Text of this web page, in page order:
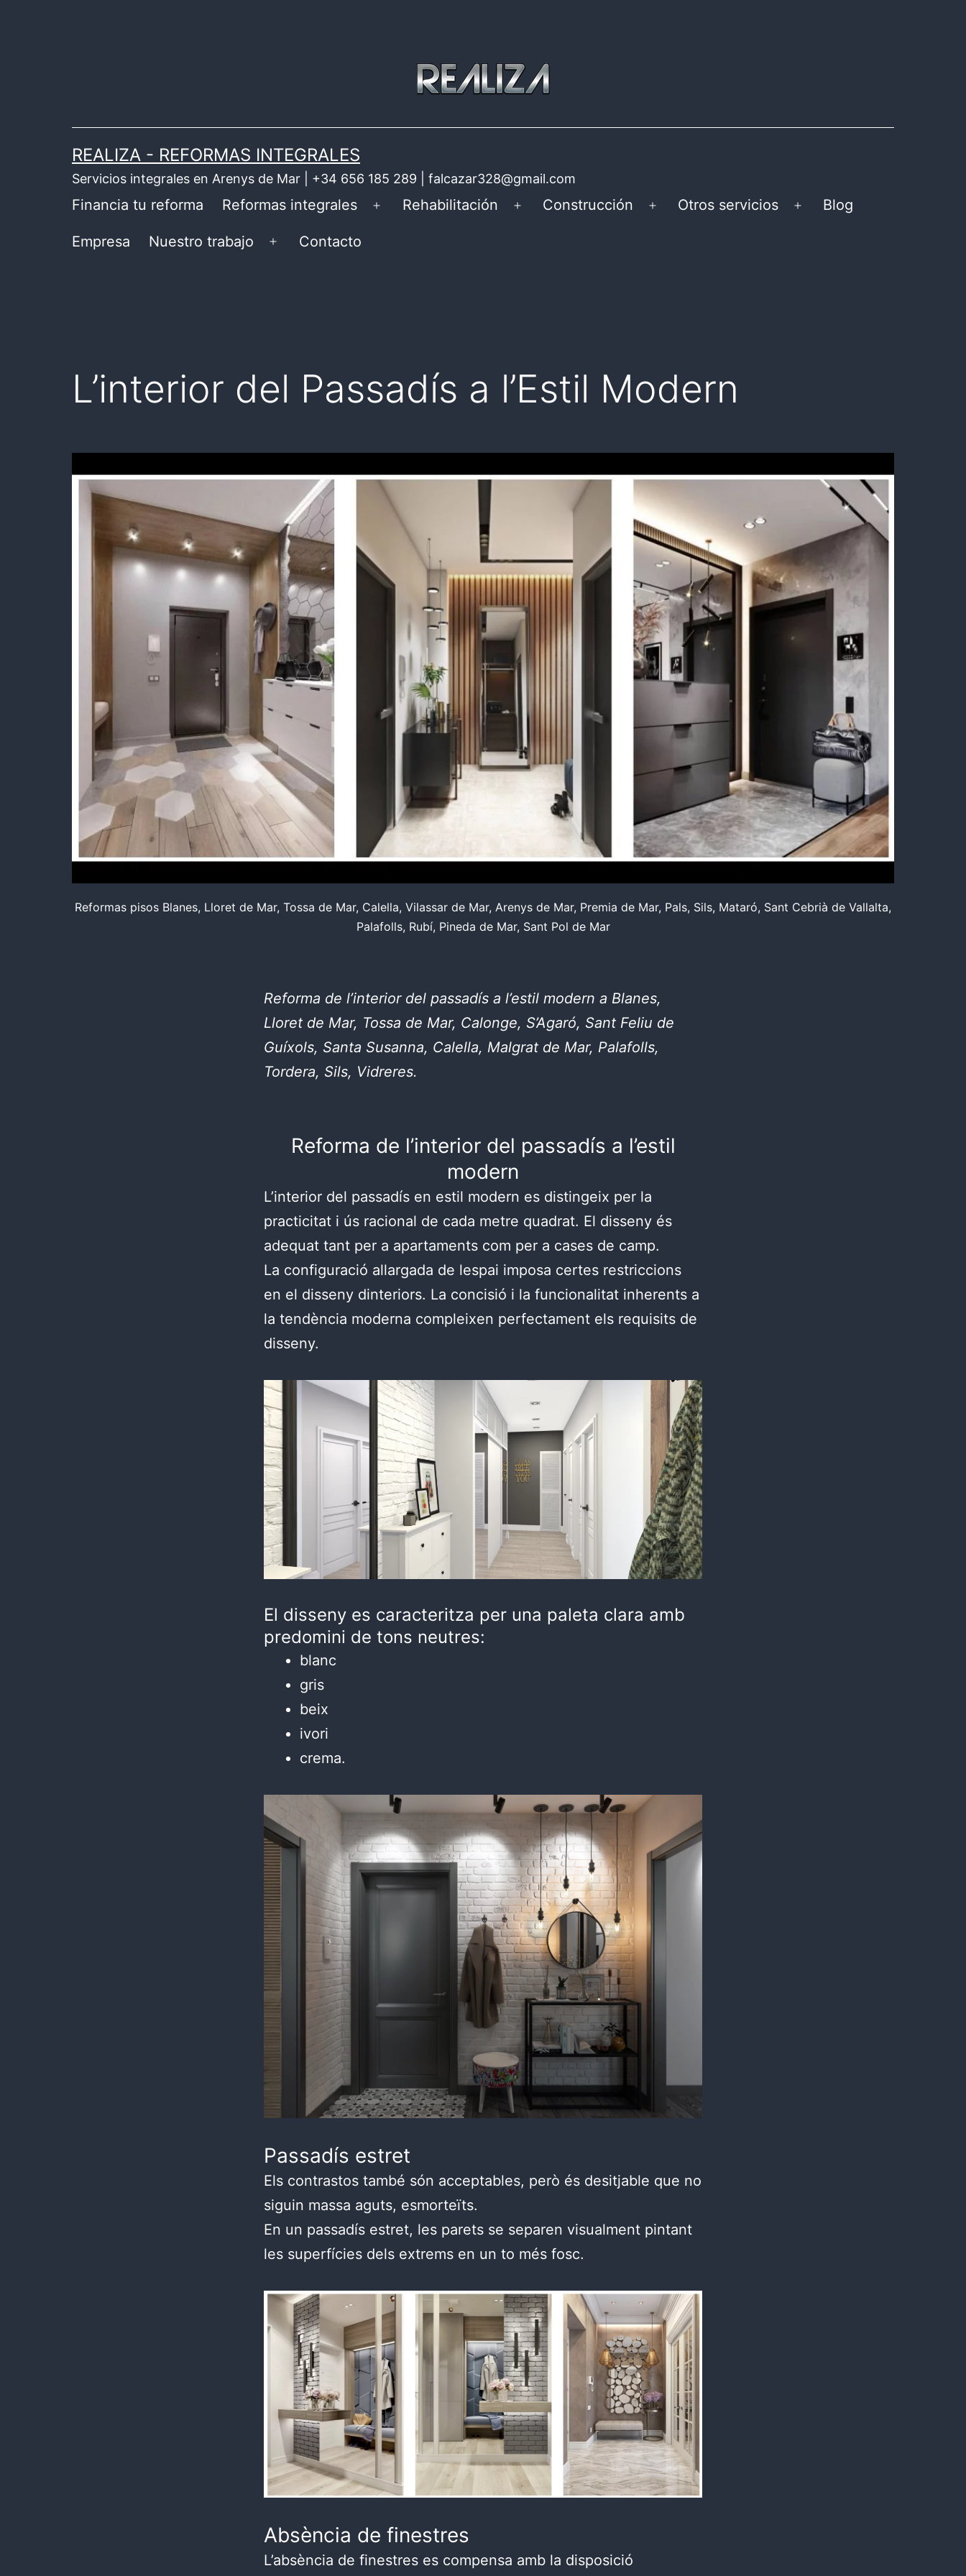
REALIZA - REFORMAS INTEGRALES
Servicios integrales en Arenys de Mar | +34 656 185 289 | falcazar328@gmail.com
Financia tu reforma Reformas integrales
Abrir
Rehabilitación
Abrir
Construcción
Abrir
Otros servicios
Abrir
Blog
Empresa Nuestro trabajo
Abrir
Contacto
L’interior del Passadís a l’Estil Modern
Reformas pisos Blanes, Lloret de Mar, Tossa de Mar, Calella, Vilassar de Mar, Arenys de Mar, Premia de Mar, Pals, Sils, Mataró, Sant Cebrià de Vallalta,
Palafolls, Rubí, Pineda de Mar, Sant Pol de Mar
Reforma de l’interior del passadís a l’estil modern a Blanes,
Lloret de Mar, Tossa de Mar, Calonge, S’Agaró, Sant Feliu de
Guíxols, Santa Susanna, Calella, Malgrat de Mar, Palafolls,
Tordera, Sils, Vidreres.
Reforma de l’interior del passadís a l’estil
modern
L’interior del passadís en estil modern es distingeix per la
practicitat i ús racional de cada metre quadrat. El disseny és
adequat tant per a apartaments com per a cases de camp.
La configuració allargada de lespai imposa certes restriccions
en el disseny dinteriors. La concisió i la funcionalitat inherents a
la tendència moderna compleixen perfectament els requisits de
disseny.
El disseny es caracteritza per una paleta clara amb
predomini de tons neutres:
blanc
gris
beix
ivori
crema.
Passadís estret
Els contrastos també són acceptables, però és desitjable que no
siguin massa aguts, esmorteïts.
En un passadís estret, les parets se separen visualment pintant
les superfícies dels extrems en un to més fosc.
Absència de finestres
L’absència de finestres es compensa amb la disposició